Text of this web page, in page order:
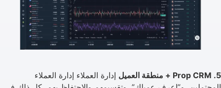
5. Prop CRM + منطقة العميل
إدارة العملاء إدارة العملاء